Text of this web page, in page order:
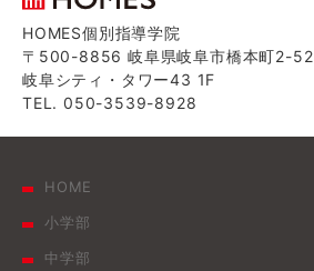
HOMES個別指導学院
〒500-8856 岐阜県岐阜市橋本町2-52
岐阜シティ・タワー43 1F
TEL. 050-3539-8928
HOME
小学部
中学部